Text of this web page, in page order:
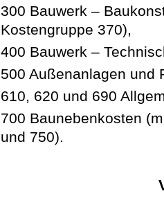
300 Bauwerk –
Kostengruppe 370),
400 Bauwerk –
500 Außenanlagen und
610, 620 und 690
700 Baunebenkosten
und 750).